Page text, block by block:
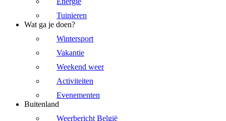
Tuinieren
Wat ga je doen?
Wintersport
Vakantie
Weekend weer
Activiteiten
Evenementen
Buitenland
Weerbericht België